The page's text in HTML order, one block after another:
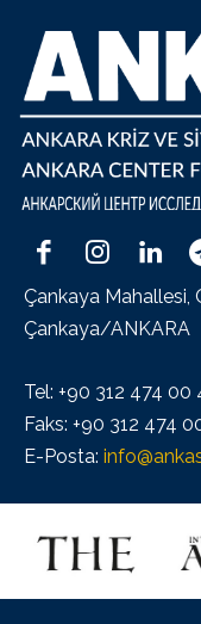
Çankaya Mahallesi,
Çankaya/ANKARA
Tel: +90 312 474 00
Faks: +90 312 474
E-Posta: